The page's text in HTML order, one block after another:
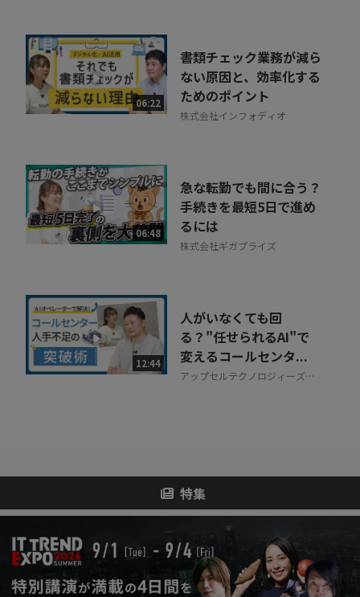
06:22
書類チェック業務が減ら
ない原因と、効率化する
ためのポイント
株式会社インフォディオ
06:48
急な転勤でも間に合う？
手続きを最短5日で進め
るには
株式会社ギガプライズ
12:44
人がいなくても回
る？"任せられるAI"で
変えるコールセンタ...
アップセルテクノロジィーズ株
特集